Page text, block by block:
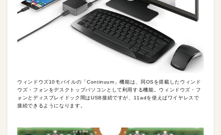
ウィンドウズ10モバイルの「Continuum」機能は、同OSを搭載したウィンド
ウズ・フォンをデスクトップパソコンとして利用する機能。ウィンドウズ・フ
ォンとディスプレイドック間はUSB接続ですが、11adを使えばワイヤレスで
接続できるようになります。